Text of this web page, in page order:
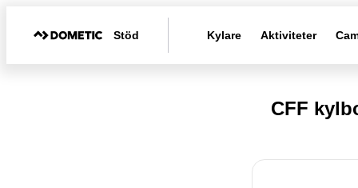
Stöd Kylare Aktiviteter
CFF